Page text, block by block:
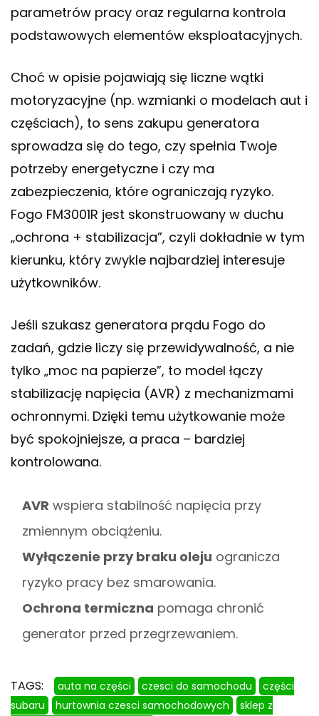
parametrów pracy oraz regularna kontrola
podstawowych elementów eksploatacyjnych.
Choć w opisie pojawiają się liczne wątki
motoryzacyjne (np. wzmianki o modelach aut i
częściach), to sens zakupu generatora
sprowadza się do tego, czy spełnia Twoje
potrzeby energetyczne i czy ma
zabezpieczenia, które ograniczają ryzyko.
Fogo FM3001R jest skonstruowany w duchu
„ochrona + stabilizacja”, czyli dokładnie w tym
kierunku, który zwykle najbardziej interesuje
użytkowników.
Jeśli szukasz generatora prądu Fogo do
zadań, gdzie liczy się przewidywalność, a nie
tylko „moc na papierze”, to model łączy
stabilizację napięcia (AVR) z mechanizmami
ochronnymi. Dzięki temu użytkowanie może
być spokojniejsze, a praca – bardziej
kontrolowana.
AVR wspiera stabilność napięcia przy
zmiennym obciążeniu.
Wyłączenie przy braku oleju ogranicza
ryzyko pracy bez smarowania.
Ochrona termiczna pomaga chronić
generator przed przegrzewaniem.
TAGS: auta na części czesci do samochodu
części
subaru
hurtownia czesci samochodowych
sklep z